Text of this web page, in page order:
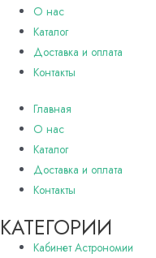
О нас
Каталог
Доставка и оплата
Контакты
Главная
О нас
Каталог
Доставка и оплата
Контакты
КАТЕГОРИИ
Кабинет Астрономии